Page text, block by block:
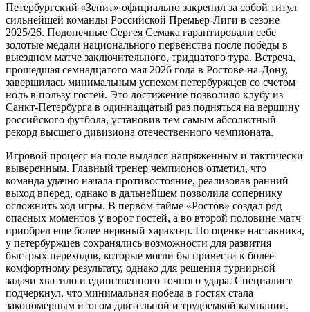
Петербургский «Зенит» официально закрепил за собой титул
сильнейшей команды Российской Премьер-Лиги в сезоне
2025/26. Подопечные Сергея Семака гарантировали себе
золотые медали национального первенства после победы в
выездном матче заключительного, тридцатого тура. Встреча,
прошедшая семнадцатого мая 2026 года в Ростове-на-Дону,
завершилась минимальным успехом петербуржцев со счетом
ноль в пользу гостей. Это достижение позволило клубу из
Санкт-Петербурга в одиннадцатый раз подняться на вершину
российского футбола, установив тем самым абсолютный
рекорд высшего дивизиона отечественного чемпионата.
Игровой процесс на поле выдался напряженным и тактически
выверенным. Главный тренер чемпионов отметил, что
команда удачно начала противостояние, реализовав ранний
выход вперед, однако в дальнейшем позволила сопернику
осложнить ход игры. В первом тайме «Ростов» создал ряд
опасных моментов у ворот гостей, а во второй половине матч
приобрел еще более нервный характер. По оценке наставника,
у петербуржцев сохранялись возможности для развития
быстрых переходов, которые могли бы привести к более
комфортному результату, однако для решения турнирной
задачи хватило и единственного точного удара. Специалист
подчеркнул, что минимальная победа в гостях стала
закономерным итогом длительной и трудоемкой кампании.